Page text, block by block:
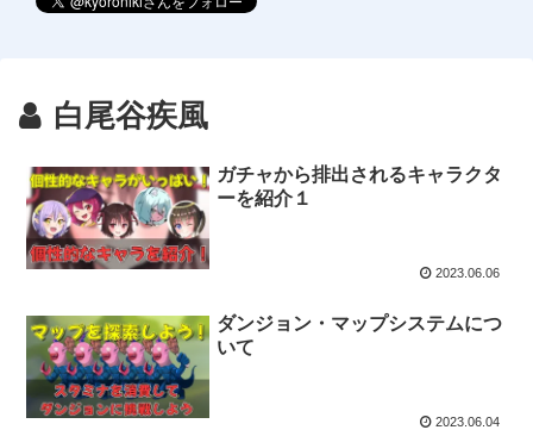
白尾谷疾風
ガチャから排出されるキャラクタ
ーを紹介１
2023.06.06
ダンジョン・マップシステムにつ
いて
2023.06.04